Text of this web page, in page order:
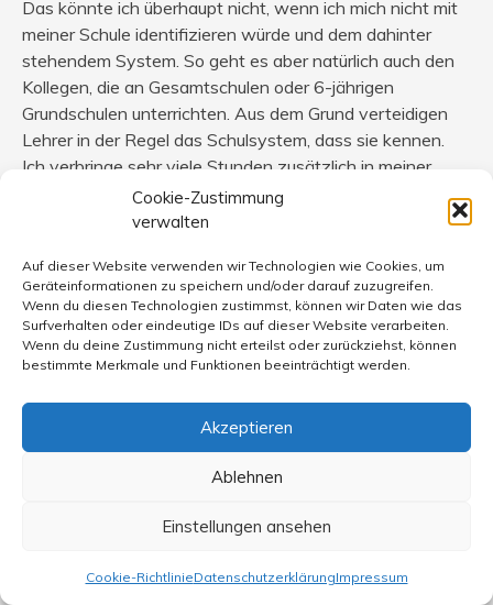
Cookie-Zustimmung
verwalten
Auf dieser Website verwenden wir Technologien wie Cookies, um
Geräteinformationen zu speichern und/oder darauf zuzugreifen.
Wenn du diesen Technologien zustimmst, können wir Daten wie das
Surfverhalten oder eindeutige IDs auf dieser Website verarbeiten.
Wenn du deine Zustimmung nicht erteilst oder zurückziehst, können
bestimmte Merkmale und Funktionen beeinträchtigt werden.
Akzeptieren
Ablehnen
Einstellungen ansehen
Cookie-RichtlinieDatenschutzerklärungImpressum
Das könnte ich überhaupt nicht, wenn ich mich nicht mit
meiner Schule identifizieren würde und dem dahinter
stehendem System. So geht es aber natürlich auch den
Kollegen, die an Gesamtschulen oder 6-jährigen
Grundschulen unterrichten. Aus dem Grund verteidigen
Lehrer in der Regel das Schulsystem, dass sie kennen.
Ich verbringe sehr viele Stunden zusätzlich in meiner
Schule, die ich nicht bezahlt bekomme durch meine AG.
Ich sehe aber, wie viel diese Arbeit den Schülern bringt
solchen Initiativen geprägt wird, weil diese Ags sehr viel
zum Schulleben beitragen und extrem wichtig sind für die
Persönlichkeitsbildung. So etwas sollte strukturell
gefördert werden. Wenn dies aber nicht geschieht, ist
Eigeninitiative gefragt! Leider wird die Systemfrage auch
oft vorgeschoben von Leuten, die keine Lust haben
selbst etwas in die Hand zu nehmen. Mit Engagement
und Fantasie kann man sehr viel an einer Schule zum
Positiven wenden. Durch meine Theater-Arbeit habe ich
Meine Schule ist zwar groß, aber sehr schön und ich liebe
Schulfeste, weil ich da meine ehemaligen Schüler